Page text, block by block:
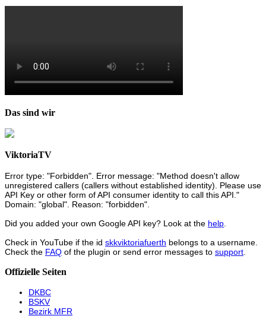
Das sind wir
ViktoriaTV
Error type: "Forbidden". Error message: "Method doesn't allow
unregistered callers (callers without established identity). Please use
API Key or other form of API consumer identity to call this API."
Domain: "global". Reason: "forbidden".
Did you added your own Google API key? Look at the help
Check in YouTube if the id skkviktoriafuerth belongs to a username.
Check the FAQ of the plugin or send error messages to support
Offizielle Seiten
DKBC
BSKV
Bezirk MFR